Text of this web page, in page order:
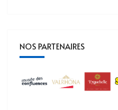
NOS PARTENAIRES